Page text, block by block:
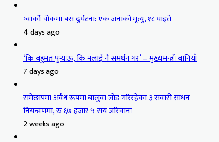
ग्वार्को चोकमा बस दुर्घटना: एक जनाको मृत्यु, १८ घाइते
4 days ago
‘कि बहुमत पुर्‍याऊ, कि मलाई नै समर्थन गर’ – मुख्यमन्त्री बानियाँ
7 days ago
रामेछापमा अवैध रूपमा बालुवा लोड गरिरहेका ३ सवारी साधन
नियन्त्रणमा, रु ६७ हजार ५ सय जरिवाना
2 weeks ago